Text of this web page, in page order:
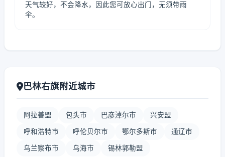
天气较好，不会降水，因此您可放心出门，无须带雨
伞。
巴林右旗附近城市
阿拉善盟 包头市 巴彦淖尔市 兴安盟
呼和浩特市 呼伦贝尔市 鄂尔多斯市 通辽市
乌兰察布市 乌海市 锡林郭勒盟